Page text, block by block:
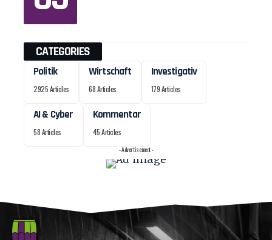
CATEGORIES
Politik
2925 Articles
Wirtschaft
68 Articles
Investigativ
179 Articles
AI & Cyber
58 Articles
Kommentar
45 Articles
- Advertisement -